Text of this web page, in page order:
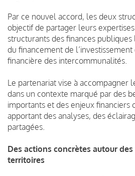
Par ce nouvel accord, les deux
objectif de partager leurs
structurants des finances
du financement de
financière des intercommunalités.
Le partenariat vise à accompagner
dans un contexte marqué par des
importants et des enjeux financiers
apportant des analyses, des
partagées.
Des actions concrètes autour
territoires